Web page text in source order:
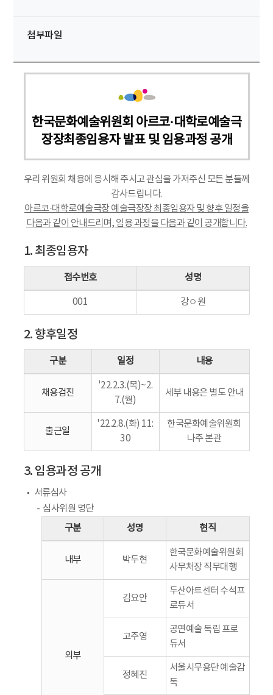
첨부파일
한국문화예술위원회 아르코·대학로예술극
장장최종임용자 발표 및 임용과정 공개
우리 위원회 채용에 응시해 주시고 관심을 가져주신 모든 분들께
감사드립니다.
아르코·대학로예술극장 예술극장장 최종임용자 및 향후 일정을
다음과 같이 안내드리며, 임용 과정을 다음과 같이 공개합니다.
1. 최종임용자
접수번호 성명
001 강ㅇ원
2. 향후일정
구분 일정 내용
채용검진
'22.2.3.(목)~2.
7.(월)
세부 내용은 별도 안내
출근일
'22.2.8.(화) 11:
30
한국문화예술위원회
나주 본관
3. 임용과정 공개
서류심사
심사위원 명단
구분
성명 현직
내부 박두현
한국문화예술위원회
사무처장 직무대행
외부
김요안
두산아트센터 수석프
로듀서
고주영
공연예술 독립 프로
듀서
정혜진
서울시무용단 예술감
독